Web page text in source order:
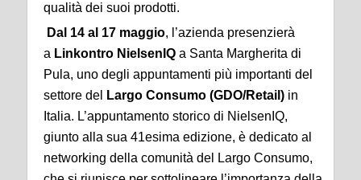
qualità dei suoi prodotti.
Dal 14 al 17 maggio, l’azienda presenzierà
a Linkontro NielsenIQ a Santa Margherita di
Pula, uno degli appuntamenti più importanti del
settore del
Largo Consumo (GDO/Retail) in
Italia. L’appuntamento storico di NielsenIQ,
giunto alla sua 41esima edizione, è dedicato al
networking della comunità del Largo Consumo,